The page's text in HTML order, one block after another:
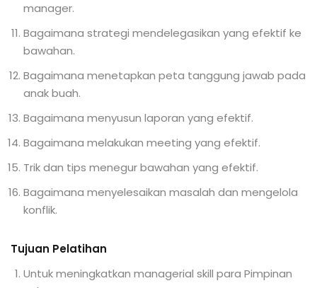
manager.
Bagaimana strategi mendelegasikan yang efektif ke
bawahan.
Bagaimana menetapkan peta tanggung jawab pada
anak buah.
Bagaimana menyusun laporan yang efektif.
Bagaimana melakukan meeting yang efektif.
Trik dan tips menegur bawahan yang efektif.
Bagaimana menyelesaikan masalah dan mengelola
konflik.
Tujuan Pelatihan
Untuk meningkatkan managerial skill para Pimpinan